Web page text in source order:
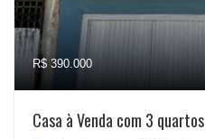
R$ 390.000
Casa à Venda com 3 quartos